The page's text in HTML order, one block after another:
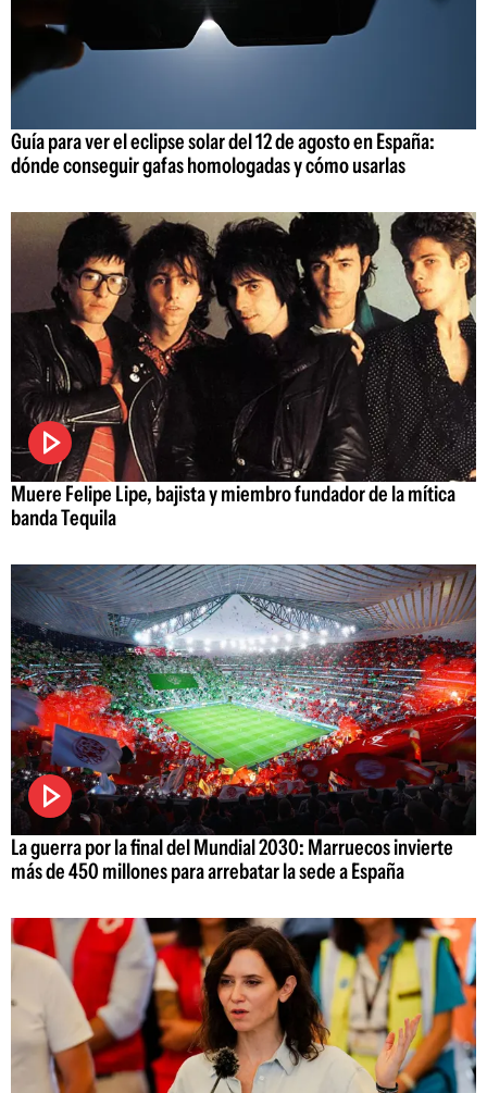
Guía para ver el eclipse solar del 12 de agosto en España:
dónde conseguir gafas homologadas y cómo usarlas
Muere Felipe Lipe, bajista y miembro fundador de la mítica
banda Tequila
La guerra por la final del Mundial 2030: Marruecos invierte
más de 450 millones para arrebatar la sede a España